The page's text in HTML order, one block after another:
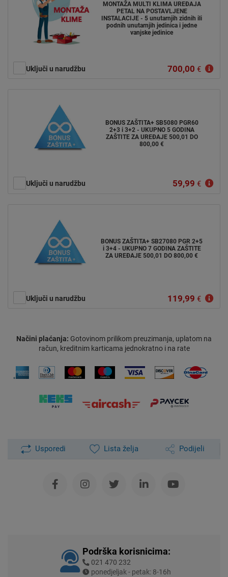
MONTAŽA MULTI KLIMA UREĐAJA
PETAL NA POSTAVLJENE
INSTALACIJE - 5 unutarnjih zidnih ili
podnih unutarnjih jedinica i jedne
vanjske jedinice
Uključi u narudžbu 700,00 €
BONUS ZAŠTITA+ SB5080 PGR60
2+3 i 3+2 - UKUPNO 5 GODINA
ZAŠTITE ZA UREĐAJE 500,01 DO
800,00 €
Uključi u narudžbu 59,99 €
BONUS ZAŠTITA+ SB27080 PGR 2+5
i 3+4 - UKUPNO 7 GODINA ZAŠTITE
ZA UREĐAJE 500,01 DO 800,00 €
Uključi u narudžbu 119,99 €
Načini plaćanja: Gotovinom prilikom preuzimanja, uplatom na
račun, kreditnim karticama jednokratno i na rate
Usporedi Lista želja Podijeli
Podrška korisnicima:
021 470 232
ponedjeljak - petak: 8-16h